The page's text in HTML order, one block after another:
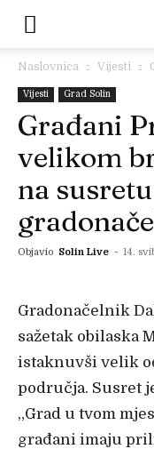
Naslovnica Vijesti
Vijesti Grad Solin
Građani
velikom
na
Objavio Solin Live - 14.
Gradonačelnik
sažetak obilaska
istaknuvši velik
područja. Susret
„Grad u tvom
građani imaju